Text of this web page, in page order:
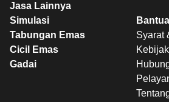
Jasa Lainnya
Simulasi
Tabungan Emas
Cicil Emas
Gadai
Syarat